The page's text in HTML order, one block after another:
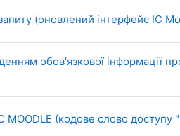
(оновлений інтерфейс IC
обов'язкової інформації
MOODLE (кодове слово доступу